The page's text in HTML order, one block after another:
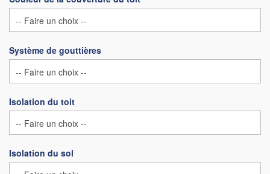
Système de gouttières
Isolation du toit
Isolation du sol